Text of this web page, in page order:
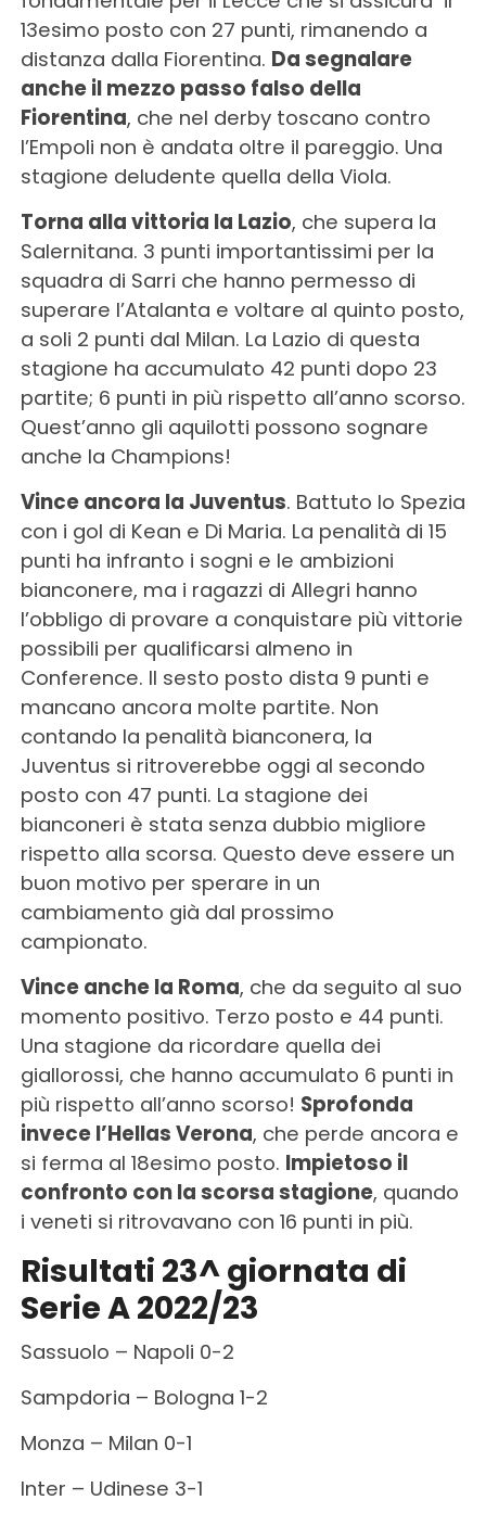
13esimo posto con 27 punti, rimanendo a
distanza dalla Fiorentina. Da segnalare
anche il mezzo passo falso della
Fiorentina, che nel derby toscano contro
l’Empoli non è andata oltre il pareggio. Una
stagione deludente quella della Viola.
Torna alla vittoria la Lazio, che supera la
Salernitana. 3 punti importantissimi per la
squadra di Sarri che hanno permesso di
superare l’Atalanta e voltare al quinto posto,
a soli 2 punti dal Milan. La Lazio di questa
stagione ha accumulato 42 punti dopo 23
partite; 6 punti in più rispetto all’anno scorso.
Quest’anno gli aquilotti possono sognare
anche la Champions!
Vince ancora la Juventus. Battuto lo Spezia
con i gol di Kean e Di Maria. La penalità di 15
punti ha infranto i sogni e le ambizioni
bianconere, ma i ragazzi di Allegri hanno
l’obbligo di provare a conquistare più vittorie
possibili per qualificarsi almeno in
Conference. Il sesto posto dista 9 punti e
mancano ancora molte partite. Non
contando la penalità bianconera, la
Juventus si ritroverebbe oggi al secondo
posto con 47 punti. La stagione dei
bianconeri è stata senza dubbio migliore
rispetto alla scorsa. Questo deve essere un
buon motivo per sperare in un
cambiamento già dal prossimo
campionato.
Vince anche la Roma, che da seguito al suo
momento positivo. Terzo posto e 44 punti.
Una stagione da ricordare quella dei
giallorossi, che hanno accumulato 6 punti in
più rispetto all’anno scorso! Sprofonda
invece l’Hellas Verona, che perde ancora e
si ferma al 18esimo posto. Impietoso il
confronto con la scorsa stagione, quando
i veneti si ritrovavano con 16 punti in più.
Risultati 23^ giornata di
Serie A 2022/23
Sassuolo – Napoli 0-2
Sampdoria – Bologna 1-2
Monza – Milan 0-1
Inter – Udinese 3-1